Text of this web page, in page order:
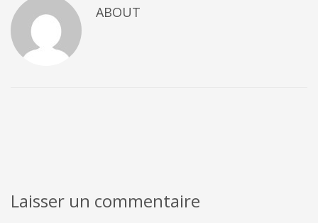
ABOUT
Laisser un commentaire